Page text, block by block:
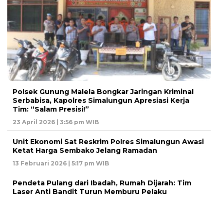
Polsek Gunung Malela Bongkar Jaringan Kriminal
Serbabisa, Kapolres Simalungun Apresiasi Kerja
Tim: “Salam Presisi!”
23 April 2026 | 3:56 pm WIB
Unit Ekonomi Sat Reskrim Polres Simalungun Awasi
Ketat Harga Sembako Jelang Ramadan
13 Februari 2026 | 5:17 pm WIB
Pendeta Pulang dari Ibadah, Rumah Dijarah: Tim
Laser Anti Bandit Turun Memburu Pelaku